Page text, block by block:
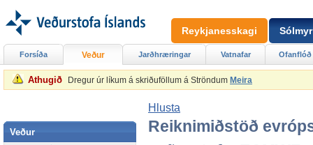
Athugið Dregur úr líkum á skriðuföllum á Ströndum Meira
Hlusta
Reiknimiðstöð
Forsíða Veður Jarðhræringar Vatnafar Ofanflóð
Veður
Reykjanesskagi